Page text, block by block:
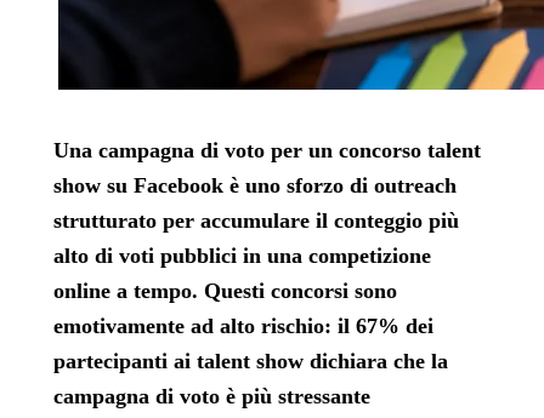
Una campagna di voto per un concorso talent
show su Facebook è uno sforzo di outreach
strutturato per accumulare il conteggio più
alto di voti pubblici in una competizione
online a tempo. Questi concorsi sono
emotivamente ad alto rischio: il 67% dei
partecipanti ai talent show dichiara che la
campagna di voto è più stressante